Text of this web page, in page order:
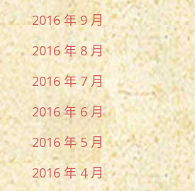
2016 年 9 月
2016 年 8 月
2016 年 7 月
2016 年 6 月
2016 年 5 月
2016 年 4 月